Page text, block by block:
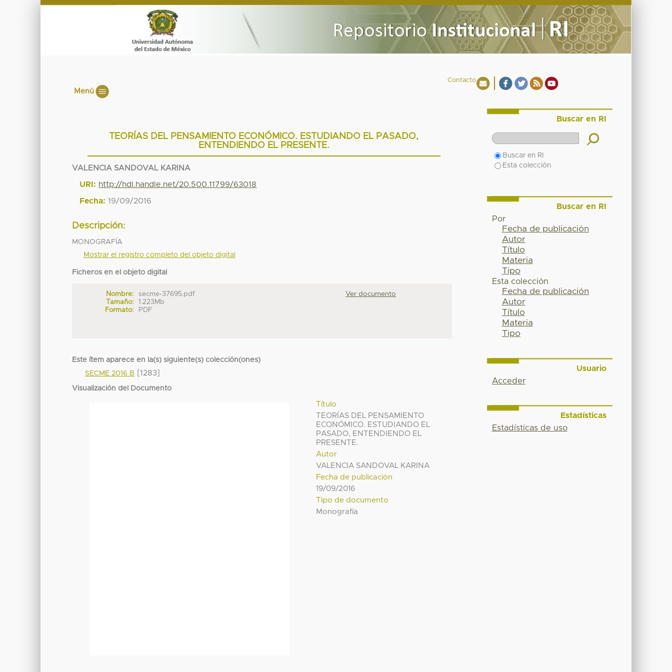
Contacto
Menú
TEORÍAS DEL PENSAMIENTO ECONÓMICO. ESTUDIANDO EL PASADO,
ENTENDIENDO EL PRESENTE.
VALENCIA SANDOVAL KARINA
URI: http://hdl.handle.net/20.500.11799/63018
Fecha: 19/09/2016
Descripción:
MONOGRAFÍA
Mostrar el registro completo del objeto digital
Ficheros en el objeto digital
Nombre:
secme-37695.pdf
Tamaño:
1.223Mb
Formato:
PDF
Ver documento
Este ítem aparece en la(s) siguiente(s) colección(ones)
SECME 2016 B
[1283]
Visualización del Documento
Título
TEORÍAS DEL PENSAMIENTO
ECONÓMICO. ESTUDIANDO EL
PASADO, ENTENDIENDO EL
PRESENTE.
Autor
VALENCIA SANDOVAL KARINA
Fecha de publicación
19/09/2016
Tipo de documento
Monografía
Buscar en RI
Buscar en RI
Esta colección
Buscar en RI
Por
Fecha de publicación
Autor
Título
Materia
Tipo
Esta colección
Fecha de publicación
Autor
Título
Materia
Tipo
Usuario
Acceder
Estadísticas
Estadísticas de uso